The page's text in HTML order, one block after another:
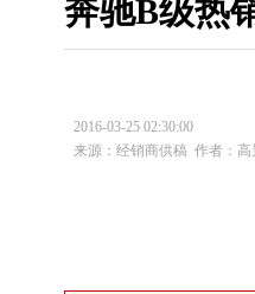
奔驰B级热
2016-03-25 02:30:00
来源：经销商供稿 作者：高